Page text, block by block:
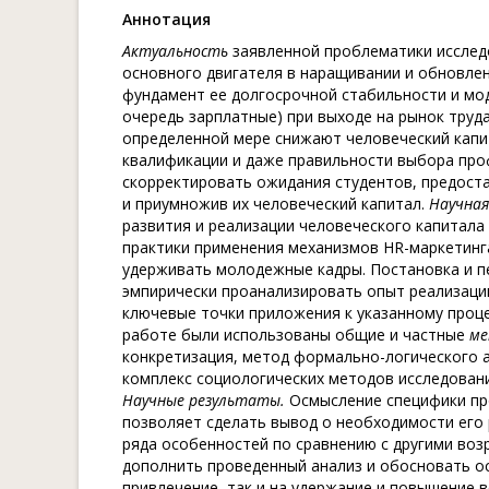
Aннотация
Актуальность заявленной проблематики
основного двигателя в наращивании и
фундамент ее долгосрочной стабильности и
очередь зарплатные) при выходе на рынок
определенной мере снижают человеческий
квалификации и даже правильности выбора
скорректировать ожидания студентов,
и приумножив их человеческий капитал.
развития и реализации человеческого
практики применения механизмов HR-
удерживать молодежные кадры. Постановка и
эмпирически проанализировать опыт
ключевые точки приложения к указанному
работе были использованы общие и частные
конкретизация, метод формально-
комплекс социологических методов
Научные результаты. Осмысление специфики
позволяет сделать вывод о необходимости
ряда особенностей по сравнению с другими
дополнить проведенный анализ и обосновать